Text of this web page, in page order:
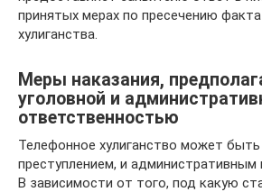
принятых мерах по пресечению
хулиганства.
Меры наказания,
уголовной и
ответственностью
Телефонное хулиганство может
преступлением, и административным
В зависимости от того, под какую